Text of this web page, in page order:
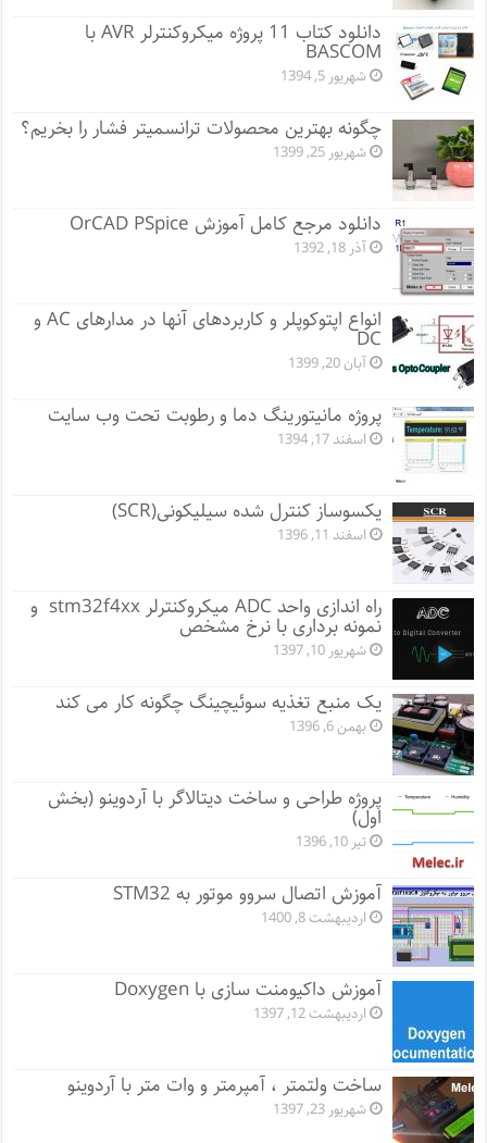
دانلود کتاب 11 پروژه میکروکنترلر AVR با
BASCOM
شهریور 5, 1394
چگونه بهترین محصولات ترانسمیتر فشار را بخریم؟
شهریور 25, 1399
دانلود مرجع کامل آموزش OrCAD PSpice
آذر 18, 1392
انواع اپتوکوپلر و کاربردهای آنها در مدارهای AC و
DC
آبان 20, 1399
پروژه مانيتورينگ دما و رطوبت تحت وب سایت
اسفند 17, 1394
یکسوساز کنترل شده سیلیکونی(SCR)
اسفند 11, 1396
راه اندازی واحد ADC میکروکنترلر stm32f4xx و
نمونه برداری با نرخ مشخص
شهریور 10, 1397
یک منبع تغذیه سوئیچینگ چگونه کار می کند
بهمن 6, 1396
پروژه طراحی و ساخت دیتالاگر با آردوینو (بخش
اول)
تیر 10, 1396
آموزش اتصال سروو موتور به STM32
اردیبهشت 8, 1400
آموزش داکیومنت سازی با Doxygen
اردیبهشت 12, 1397
ساخت ولتمتر ، آمپرمتر و وات متر با آردوینو
شهریور 23, 1397